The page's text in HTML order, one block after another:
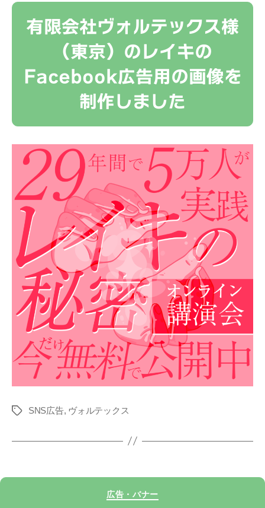
有限会社ヴォルテックス様
（東京）のレイキの
Facebook広告用の画像を
制作しました
タ
SNS広告, ヴォルテックス
カ
広告・バナー